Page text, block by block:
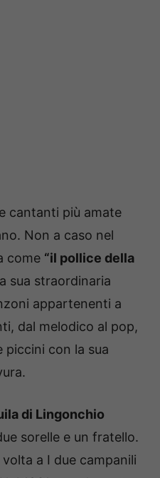
cantanti più amate
Non a caso nel
come “il pollice della
sua straordinaria
appartenenti a
dal melodico al pop,
piccini con la sua
di Lingonchio
sorelle e un fratello.
a I due campanili